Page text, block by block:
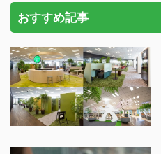
おすすめ記事